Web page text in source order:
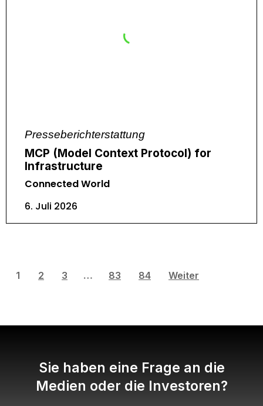
Presseberichterstattung
MCP (Model Context Protocol) for
Infrastructure
Connected World
6. Juli 2026
1 2 3 … 83 84 Weiter
Sie haben eine Frage an die
Medien oder die Investoren?